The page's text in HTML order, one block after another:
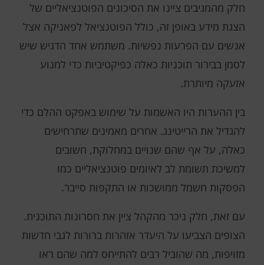
חלק מהמגיבים ציינו את הסיכונים הפוטנציאליים של
הצגת מידע באופן זה, כולל הפוטנציאל לפאניקה אצל
אנשים עם הפרעות נפשיות. משתמש אחד הדגיש שיש
לסמן בבירור תוכניות כאלה כפיקטיביות כדי למנוע
אזעקה מיותרת.
בין ההערות היו האשמות על שימוש באפקט ההלם כדי
להגדיל את הרייטינג. אחרים מאמינים שתרחישים
כאלה, על אף שהם שנויים במחלוקת, חשובים
למשיכת תשומת לב לאיומים פוטנציאליים כמו
הפסקות חשמל ממושכות או התקפות סייבר.
עם זאת, חלק ניכר מהקהל ציין את חסרונות התוכנית.
הצופים הצביעו על היעדר אזהרות ברורות לגבי חדשות
מזויפות, מה שהוביל רבים להתייחס למה שהם ראו